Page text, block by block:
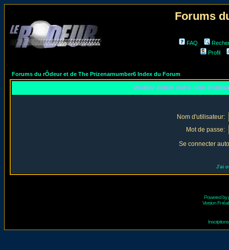
Forums
FAQ
Profil
Forums du rÔdeur et de The Prizenarnumber6 Index du Forum
Veuillez entrer votre nom
Nom d'utilisateur:
Mot de passe:
Se connecter
J'ai
Powered by
Version Fr